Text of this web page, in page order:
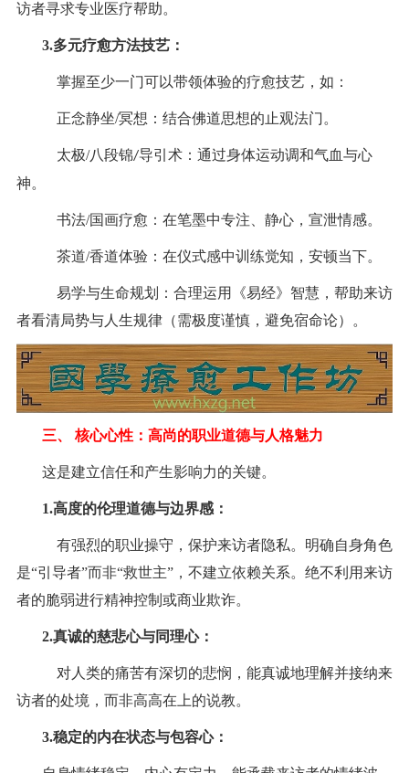
访者寻求专业医疗帮助。
3.多元疗愈方法技艺：
掌握至少一门可以带领体验的疗愈技艺，如：
正念静坐/冥想：结合佛道思想的止观法门。
太极/八段锦/导引术：通过身体运动调和气血与心
神。
书法/国画疗愈：在笔墨中专注、静心，宣泄情感。
茶道/香道体验：在仪式感中训练觉知，安顿当下。
易学与生命规划：合理运用《易经》智慧，帮助来访
者看清局势与人生规律（需极度谨慎，避免宿命论）。
三、 核心心性：高尚的职业道德与人格魅力
这是建立信任和产生影响力的关键。
1.高度的伦理道德与边界感：
有强烈的职业操守，保护来访者隐私。明确自身角色
是“引导者”而非“救世主”，不建立依赖关系。绝不利用来访
者的脆弱进行精神控制或商业欺诈。
2.真诚的慈悲心与同理心：
对人类的痛苦有深切的悲悯，能真诚地理解并接纳来
访者的处境，而非高高在上的说教。
3.稳定的内在状态与包容心：